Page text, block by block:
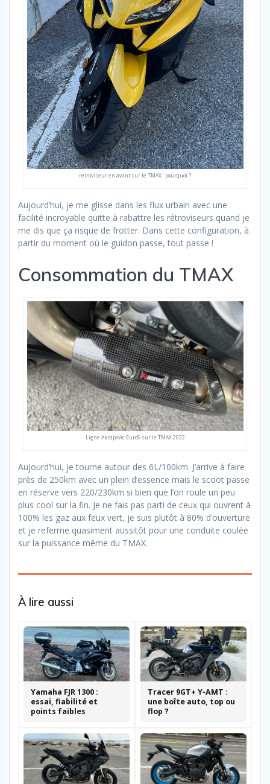
retroviseur en avant sur le TMAX : pourquoi ?
Aujourd’hui, je me glisse dans les flux urbain avec une
facilité incroyable quitte à rabattre les rétroviseurs quand je
me dis que ça risque de frotter. Dans cette configuration, à
partir du moment où le guidon passe, tout passe !
Consommation du TMAX
Ligne Akrapovic Euro5 sur le TMAX 2022
Aujourd’hui, je tourne autour des 6L/100km. J’arrive à faire
près de 250km avec un plein d’essence mais le scoot passe
en réserve vers 220/230km si bien que l’on roule un peu
plus cool sur la fin. Je ne fais pas parti de ceux qui ouvrent à
100% les gaz aux feux vert, je suis plutôt à 80% d’ouverture
et je referme quasiment aussitôt pour une conduite coulée
sur la puissance même du TMAX.
À lire aussi
Yamaha FJR 1300 :
essai, fiabilité et
points faibles
Tracer 9GT+ Y-AMT :
une boîte auto, top ou
flop ?